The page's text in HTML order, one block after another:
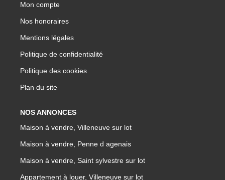
Mon compte
Nos honoraires
Mentions légales
Politique de confidentialité
Politique des cookies
Plan du site
NOS ANNONCES
Maison à vendre, Villeneuve sur lot
Maison à vendre, Penne d agenais
Maison à vendre, Saint sylvestre sur lot
Appartement à louer, Villeneuve sur lot